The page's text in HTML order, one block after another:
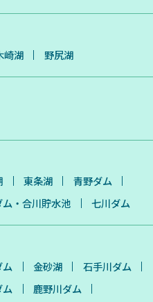
崎湖 野尻湖
東条湖
青野ダム
・合川貯水池 七川ダム
金砂湖
石手川ダム
鹿野川ダム